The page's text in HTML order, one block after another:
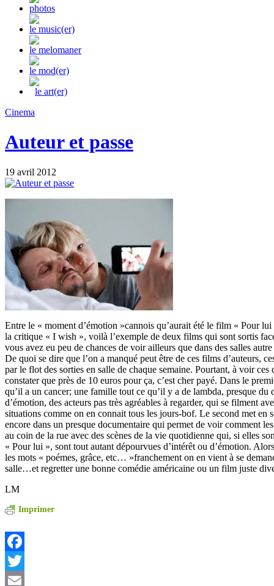
photos
le music(er)
le melomaner
le mod(er)
le art(er)
Cinema
Auteur et passe
19 avril 2012
Entre le « moment d’émotion »cannois qu’aurait été le film « Pour
la critique « I wish », voilà l’exemple de deux films qui sont sortis
vous avez eu peu de chances de voir ailleurs que dans des salles
De quoi se dire que l’on a manqué peut être de ces films d’auteurs,
par le flot des sorties en salle de chaque semaine. Pourtant, à voir
constater que près de 10 euros pour ça, c’est cher payé. Dans le
qu’il a un cancer; une famille tout ce qu’il y a de lambda, presque du
d’émotion, des acteurs pas très agréables à regarder, qui se filment
situations comme on en connait tous les jours-bof. Le second met en
encore dans un presque documentaire qui permet de voir comment
au coin de la rue avec des scènes de la vie quotidienne qui, si elles
« Pour lui », sont tout autant dépourvues d’intérêt ou d’émotion.
les mots « poémes, grâce, etc… »franchement on en vient à se
salle…et regretter une bonne comédie américaine ou un film juste
LM
Imprimer
Facebook
Twitter